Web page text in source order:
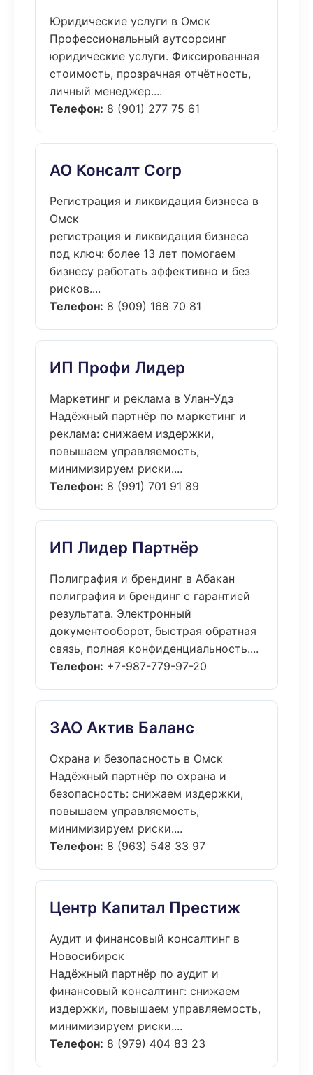
Юридические услуги в Омск
Профессиональный аутсорсинг
юридические услуги. Фиксированная
стоимость, прозрачная отчётность,
личный менеджер....
Телефон: 8 (901) 277 75 61
АО Консалт Corp
Регистрация и ликвидация бизнеса в
Омск
регистрация и ликвидация бизнеса
под ключ: более 13 лет помогаем
бизнесу работать эффективно и без
рисков....
Телефон: 8 (909) 168 70 81
ИП Профи Лидер
Маркетинг и реклама в Улан-Удэ
Надёжный партнёр по маркетинг и
реклама: снижаем издержки,
повышаем управляемость,
минимизируем риски....
Телефон: 8 (991) 701 91 89
ИП Лидер Партнёр
Полиграфия и брендинг в Абакан
полиграфия и брендинг с гарантией
результата. Электронный
документооборот, быстрая обратная
связь, полная конфиденциальность....
Телефон: +7-987-779-97-20
ЗАО Актив Баланс
Охрана и безопасность в Омск
Надёжный партнёр по охрана и
безопасность: снижаем издержки,
повышаем управляемость,
минимизируем риски....
Телефон: 8 (963) 548 33 97
Центр Капитал Престиж
Аудит и финансовый консалтинг в
Новосибирск
Надёжный партнёр по аудит и
финансовый консалтинг: снижаем
издержки, повышаем управляемость,
минимизируем риски....
Телефон: 8 (979) 404 83 23